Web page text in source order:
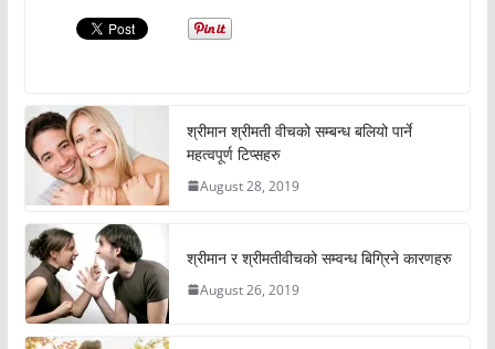
श्रीमान श्रीमती वीचको सम्बन्ध बलियो पार्ने
महत्वपूर्ण टिप्सहरु
August 28, 2019
श्रीमान र श्रीमतीवीचको सम्वन्ध बिग्रिने कारणहरु
August 26, 2019